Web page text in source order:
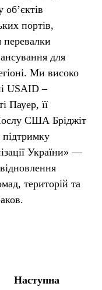
портів,
перевалки
для
Ми високо
USAID –
Пауер, її
США Бріджіт
підтримку
України» —
територій та
Наступна